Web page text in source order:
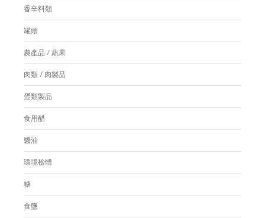
香辛料類
罐頭
農產品 / 蔬果
肉類 / 肉製品
蛋類製品
食用醋
醬油
環境檢體
糖
食鹽